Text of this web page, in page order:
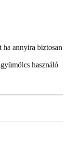
ha annyira biztosan
használó